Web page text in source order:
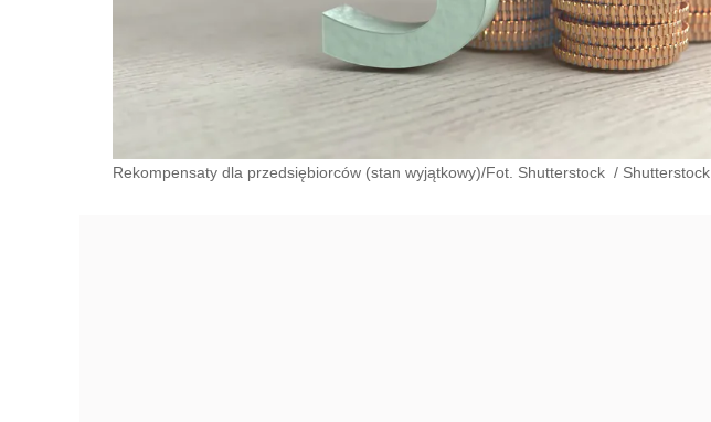
Rekompensaty dla przedsiębiorców (stan wyjątkowy)/Fot. Shutterstock / Shutterstock